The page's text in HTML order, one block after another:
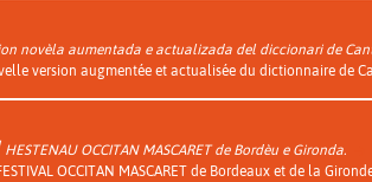
novèla aumentada e actualizada del diccionari de
version augmentée et actualisée du dictionnaire de
HESTENAU OCCITAN MASCARET de Bordèu e Gironda.
OCCITAN MASCARET de Bordeaux et de la